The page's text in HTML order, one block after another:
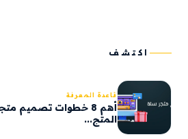
اكتشف
قاعدة المعرفة
أهم 8 خطوات تصميم
المتج...